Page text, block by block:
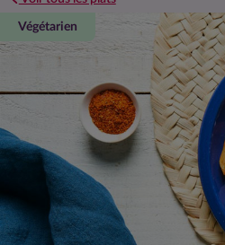
Végétarien